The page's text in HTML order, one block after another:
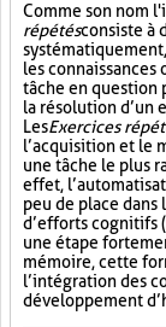
Comme son nom
répétésconsiste à
les connaissances
tâche en question
la résolution d’un
LesExercices
l’acquisition et le
une tâche le plus
effet,
peu de place
d’efforts cognitifs
une étape
mémoire, cette
l’intégration des
développement